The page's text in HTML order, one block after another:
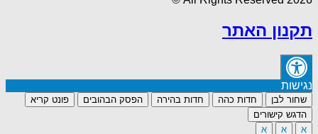
תקנון האתר
נגישות
שחור לבן חדות כהה חדות בהירה הפסק הבהובים
פונט קריא
הדגש קישורים
א
א א